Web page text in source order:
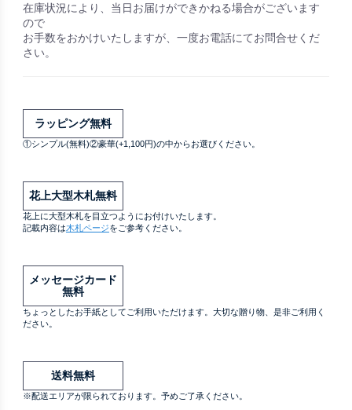
在庫状況により、当日お届けができかねる場合がございます
ので
お手数をおかけいたしますが、一度お電話にてお問合せくだ
さい。
ラッピング無料
①シンプル(無料)②豪華(+1,100円)の中からお選びください。
花上大型木札無料
花上に大型木札を目立つようにお付けいたします。
記載内容は木札ページをご参考ください。
メッセージカード
無料
ちょっとしたお手紙としてご利用いただけます。大切な贈り物、是非ご利用く
ださい。
送料無料
※配送エリアが限られております。予めご了承ください。